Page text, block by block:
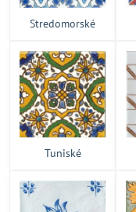
Stredomorské
Tuniské